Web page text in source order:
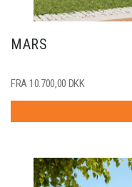
MARS
FRA 10.700,00 DKK